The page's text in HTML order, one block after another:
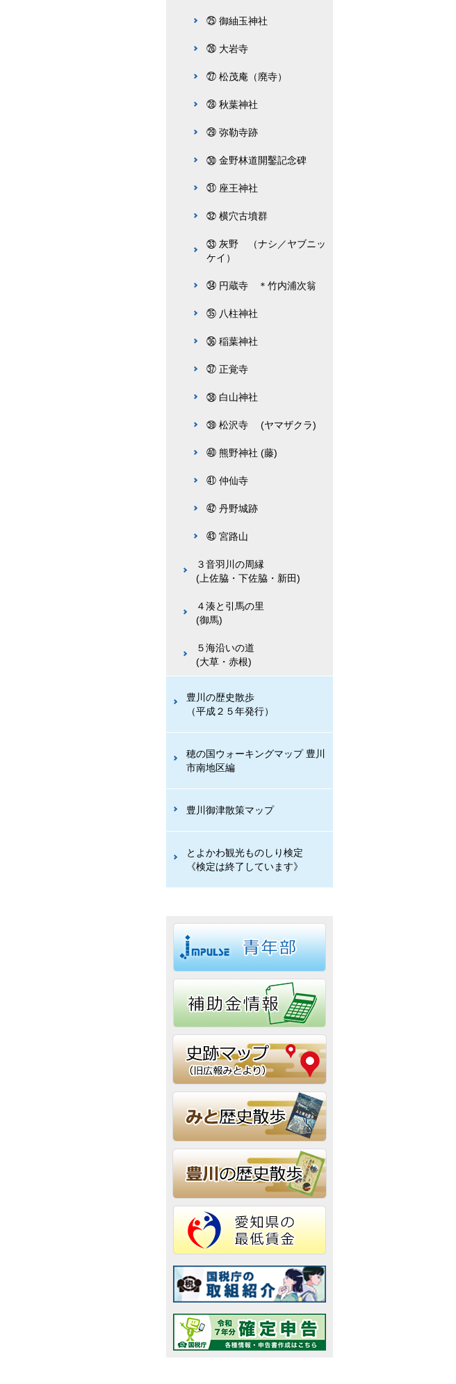
㉕ 御紬玉神社
㉖ 大岩寺
㉗ 松茂庵（廃寺）
㉘ 秋葉神社
㉙ 弥勒寺跡
㉚ 金野林道開鑿記念碑
㉛ 座王神社
㉜ 横穴古墳群
㉝ 灰野 （ナシ／ヤブニッ
ケイ）
㉞ 円蔵寺 ＊竹内浦次翁
㉟ 八柱神社
㊱ 稲葉神社
㊲ 正覚寺
㊳ 白山神社
㊴ 松沢寺 (ヤマザクラ)
㊵ 熊野神社 (藤)
㊶ 仲仙寺
㊷ 丹野城跡
㊸ 宮路山
３音羽川の周縁
(上佐脇・下佐脇・新田)
４湊と引馬の里
(御馬)
５海沿いの道
(大草・赤根)
豊川の歴史散歩
（平成２５年発行）
穂の国ウォーキングマップ 豊川
市南地区編
豊川御津散策マップ
とよかわ観光ものしり検定
《検定は終了しています》